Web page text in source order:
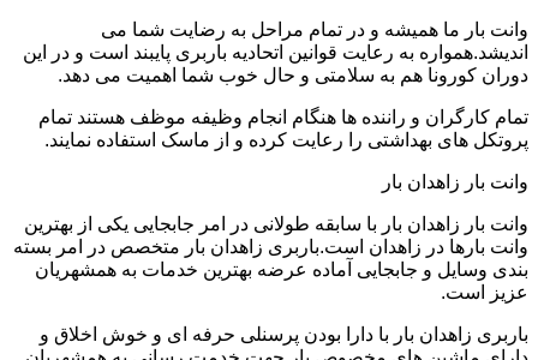
وانت بار ما همیشه و در تمام مراحل به رضایت شما می
اندیشد.همواره به رعایت قوانین اتحادیه باربری پایبند است و در این
دوران کورونا هم به سلامتی و حال خوب شما اهمیت می دهد.
تمام کارگران و راننده ها هنگام انجام وظیفه موظف هستند تمام
پروتکل های بهداشتی را رعایت کرده و از ماسک استفاده نمایند.
وانت بار زاهدان بار
وانت بار زاهدان بار با سابقه طولانی در امر جابجایی یکی از بهترین
وانت بارها در زاهدان است.باربری زاهدان بار متخصص در امر بسته
بندی وسایل و جابجایی آماده عرضه بهترین خدمات به همشهریان
عزیز است.
باربری زاهدان بار با دارا بودن پرسنلی حرفه ای و خوش اخلاق و